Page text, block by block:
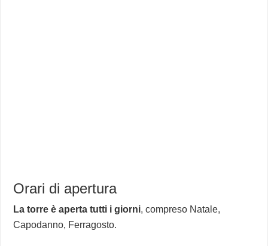
Orari di apertura
La torre è aperta tutti i giorni, compreso Natale,
Capodanno, Ferragosto.